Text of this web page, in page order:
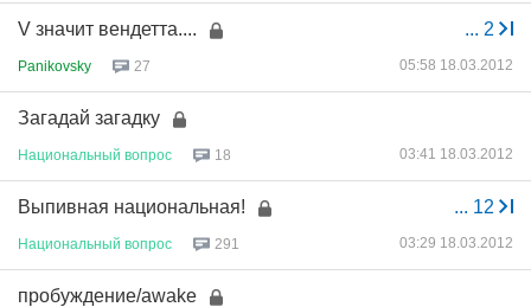
... 2
V значит вендетта....
Panikovsky 27 05:58 18.03.2012
Загадай загадку
Национальный вопрос 18 03:41 18.03.2012
... 12
Выпивная национальная!
Национальный вопрос 291 03:29 18.03.2012
пробуждение/awake